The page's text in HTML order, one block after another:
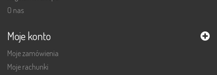
O nas
Moje konto
Moje zamówienia
Moje rachunki